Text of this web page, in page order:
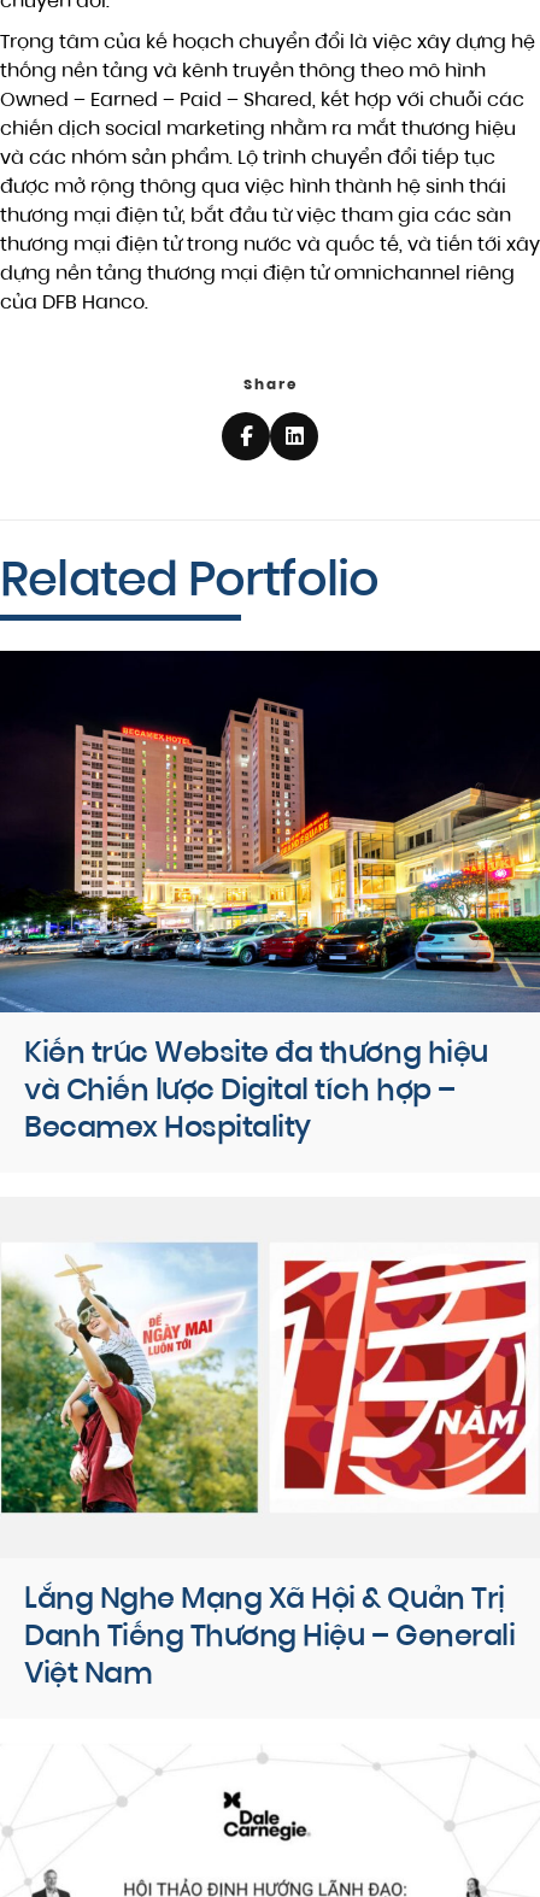
Trọng tâm của kế hoạch chuyển đổi là việc xây dựng hệ
thống nền tảng và kênh truyền thông theo mô hình
Owned – Earned – Paid – Shared, kết hợp với chuỗi các
chiến dịch social marketing nhằm ra mắt thương hiệu
và các nhóm sản phẩm. Lộ trình chuyển đổi tiếp tục
được mở rộng thông qua việc hình thành hệ sinh thái
thương mại điện tử, bắt đầu từ việc tham gia các sàn
thương mại điện tử trong nước và quốc tế, và tiến tới xây
dựng nền tảng thương mại điện tử omnichannel riêng
của DFB Hanco.
Share
Related Portfolio
Kiến trúc Website đa thương hiệu
và Chiến lược Digital tích hợp –
Becamex Hospitality
Lắng Nghe Mạng Xã Hội & Quản Trị
Danh Tiếng Thương Hiệu – Generali
Việt Nam